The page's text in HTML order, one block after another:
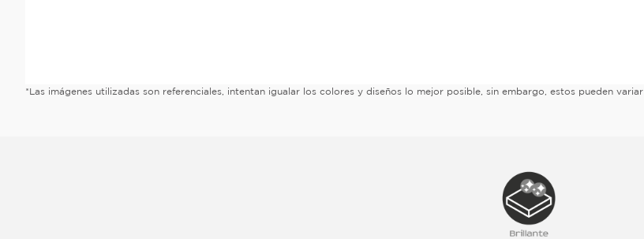
*Las imágenes utilizadas son referenciales, intentan igualar los colores y diseños lo mejor posible, sin embargo, estos pueden variar